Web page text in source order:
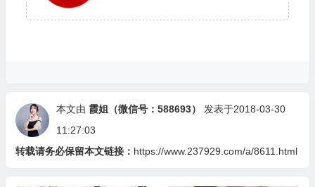
本文由 霞姐（微信号：588693）
发表于2018-03-30
11:27:03
转载请务必保留本文链接： https://www.237929.com/a/8611.html